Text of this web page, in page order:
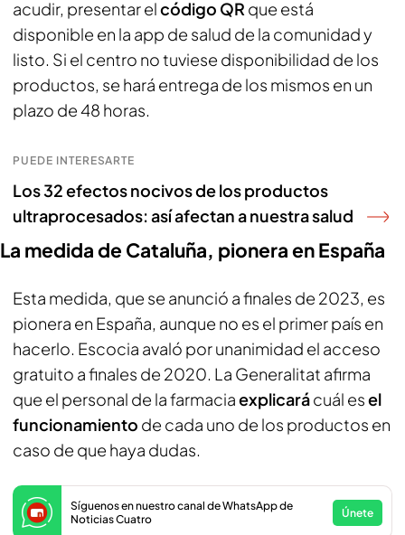
acudir, presentar elcódigo QR que está
disponible en la app de salud de la comunidad y
listo. Si el centro no tuviese disponibilidad de los
productos, se hará entrega de los mismos en un
plazo de 48 horas.
PUEDE INTERESARTE
Los 32 efectos nocivos de los productos
ultraprocesados: así afectan a nuestra salud
La medida de Cataluña, pionera en España
Esta medida, que se anunció a finales de 2023, es
pionera en España, aunque no es el primer país en
hacerlo. Escocia avaló por unanimidad el acceso
gratuito a finales de 2020. La Generalitat afirma
que el personal de la farmaciaexplicarácuál esel
funcionamiento de cada uno de los productos en
caso de que haya dudas.
Síguenos en nuestro canal de WhatsApp de
Noticias Cuatro
Únete